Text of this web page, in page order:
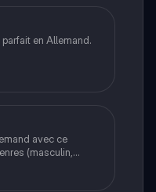
en Allemand.
avec ce
(masculin,
accusatif, datif,
Idéal pour les